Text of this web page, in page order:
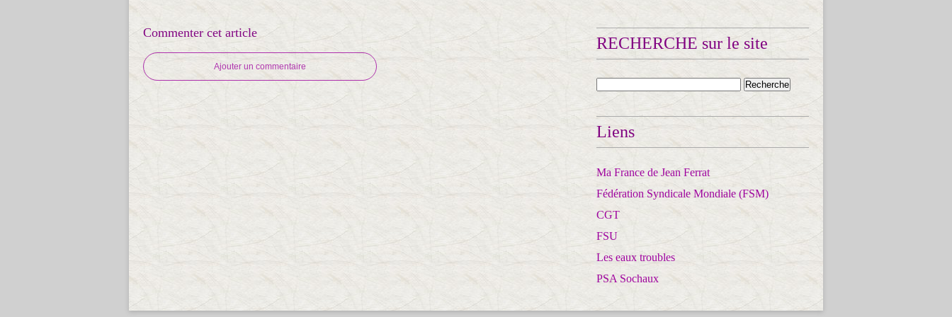
Commenter cet article
Ajouter un commentaire
RECHERCHE sur le site
Liens
Ma France de Jean Ferrat
Fédération Syndicale Mondiale (FSM)
CGT
FSU
Les eaux troubles
PSA Sochaux